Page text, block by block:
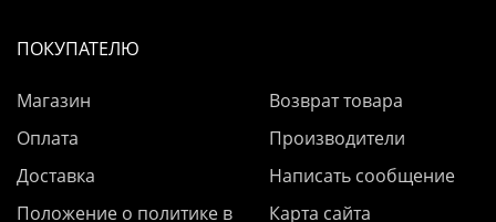
ПОКУПАТЕЛЮ
Магазин
Оплата
Доставка
Положение о политике в
Возврат товара
Производители
Написать сообщение
Карта сайта